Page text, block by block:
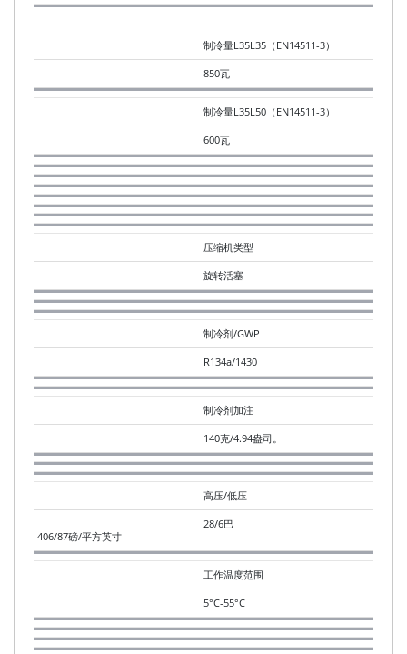
制冷量L35L35（EN14511-3）
850瓦
制冷量L35L50（EN14511-3）
600瓦
压缩机类型
旋转活塞
制冷剂/GWP
R134a/1430
制冷剂加注
140克/4.94盎司。
高压/低压
28/6巴
406/87磅/平方英寸
工作温度范围
5°C-55°C